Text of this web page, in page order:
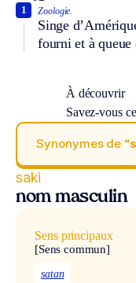
Zoologie.
Singe
fourni et à queue
1
À découvrir
Savez-vous
Synonymes de
saki
nom masculin
Sens principaux
[Sens commun]
satan